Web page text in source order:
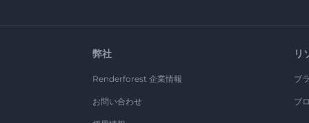
弊社
Renderforest 企業情報
お問い合わせ
リ
ブ
ブ